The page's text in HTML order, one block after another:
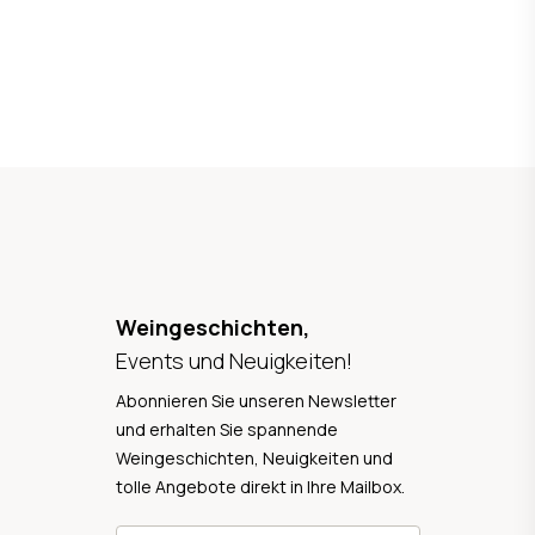
Weingeschichten,
Events und Neuigkeiten!
Abonnieren Sie unseren Newsletter
und erhalten Sie spannende
Weingeschichten, Neuigkeiten und
tolle Angebote direkt in Ihre Mailbox.